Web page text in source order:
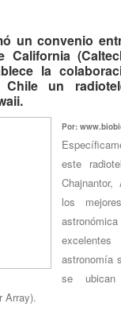
un convenio
la
un
Por:
este
los
astronomía
se
Array).